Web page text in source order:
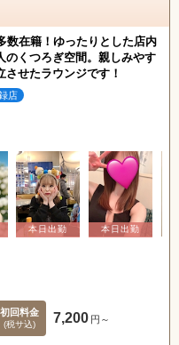
数在籍！ゆったりとした店内
のくつろぎ空間。親しみやす
させたラウンジです！
店
初回料金
(税サ込) 7,200 円～